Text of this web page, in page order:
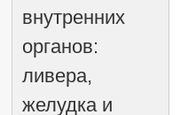
внутренних
органов:
ливера,
желудка и